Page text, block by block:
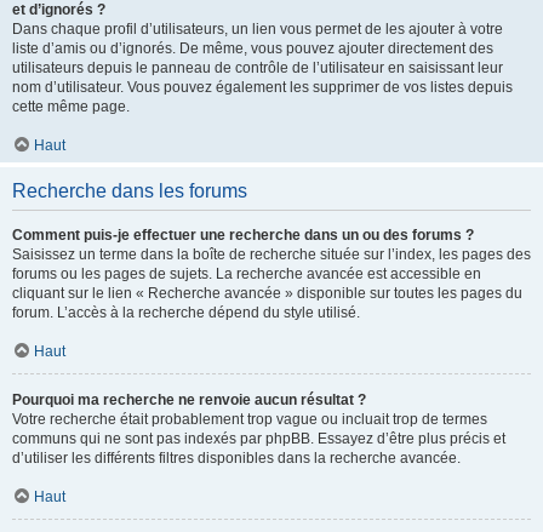
et d’ignorés ?
Dans chaque profil d’utilisateurs, un lien vous permet de les ajouter à votre
liste d’amis ou d’ignorés. De même, vous pouvez ajouter directement des
utilisateurs depuis le panneau de contrôle de l’utilisateur en saisissant leur
nom d’utilisateur. Vous pouvez également les supprimer de vos listes depuis
cette même page.
Haut
Recherche dans les forums
Comment puis-je effectuer une recherche dans un ou des forums ?
Saisissez un terme dans la boîte de recherche située sur l’index, les pages des
forums ou les pages de sujets. La recherche avancée est accessible en
cliquant sur le lien « Recherche avancée » disponible sur toutes les pages du
forum. L’accès à la recherche dépend du style utilisé.
Haut
Pourquoi ma recherche ne renvoie aucun résultat ?
Votre recherche était probablement trop vague ou incluait trop de termes
communs qui ne sont pas indexés par phpBB. Essayez d’être plus précis et
d’utiliser les différents filtres disponibles dans la recherche avancée.
Haut